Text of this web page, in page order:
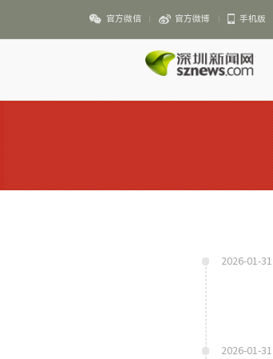
官方微信 官方微博 手机版
2026-01-31
2026-01-31